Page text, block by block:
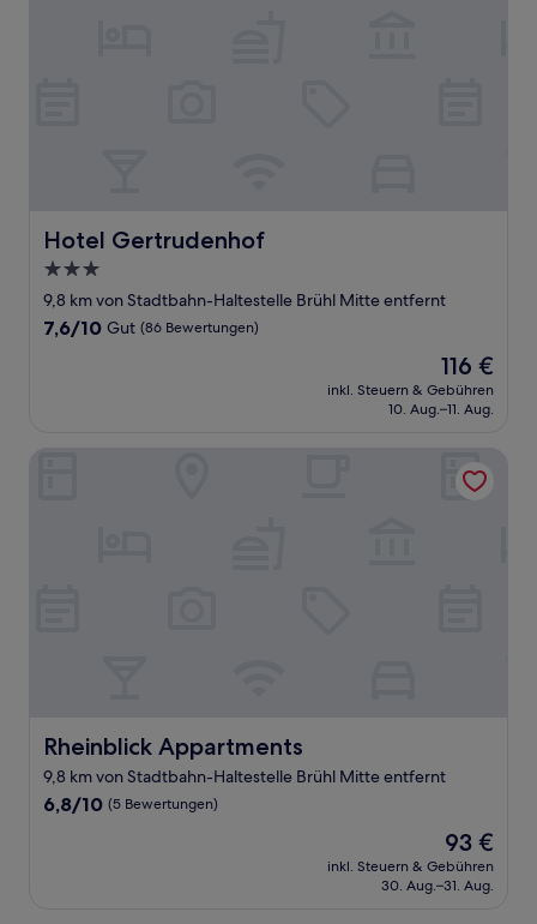
Hotel Gertrudenhof
Hotel Gertrudenhof
3.0-
Sterne-
Unterkunft
9,8 km von Stadtbahn-Haltestelle Brühl Mitte entfernt
7.6
7,6/10 Gut (86 Bewertungen)
Der
Preis
beträgt
116 €
inkl. Steuern & Gebühren
10. Aug.–11. Aug.
Rheinblick Appartments
Rheinblick Appartments
9,8 km von Stadtbahn-Haltestelle Brühl Mitte entfernt
6.8
6,8/10 (5 Bewertungen)
Der
Preis
beträgt
93 €
inkl. Steuern & Gebühren
30. Aug.–31. Aug.